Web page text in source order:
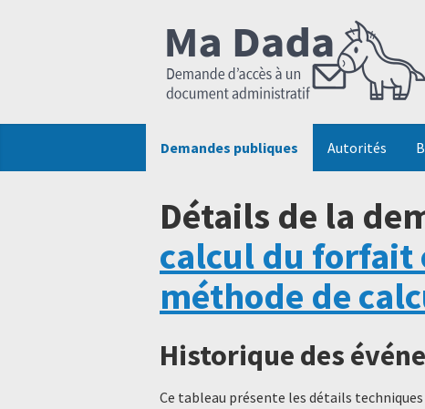
Demandes publiques Autorités
Détails de la
calcul du forfait
méthode de
Historique des
Ce tableau présente les détails